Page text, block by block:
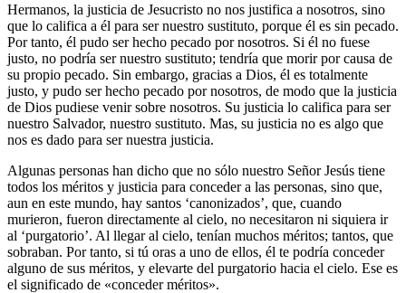
Hermanos, la justicia de Jesucristo no nos justifica a nosotros, sino
que lo califica a él para ser nuestro sustituto, porque él es sin pecado.
Por tanto, él pudo ser hecho pecado por nosotros. Si él no fuese
justo, no podría ser nuestro sustituto; tendría que morir por causa de
su propio pecado. Sin embargo, gracias a Dios, él es totalmente
justo, y pudo ser hecho pecado por nosotros, de modo que la justicia
de Dios pudiese venir sobre nosotros. Su justicia lo califica para ser
nuestro Salvador, nuestro sustituto. Mas, su justicia no es algo que
nos es dado para ser nuestra justicia.
Algunas personas han dicho que no sólo nuestro Señor Jesús tiene
todos los méritos y justicia para conceder a las personas, sino que,
aun en este mundo, hay santos ‘canonizados’, que, cuando
murieron, fueron directamente al cielo, no necesitaron ni siquiera ir
al ‘purgatorio’. Al llegar al cielo, tenían muchos méritos; tantos, que
sobraban. Por tanto, si tú oras a uno de ellos, él te podría conceder
alguno de sus méritos, y elevarte del purgatorio hacia el cielo. Ese es
el significado de «conceder méritos».